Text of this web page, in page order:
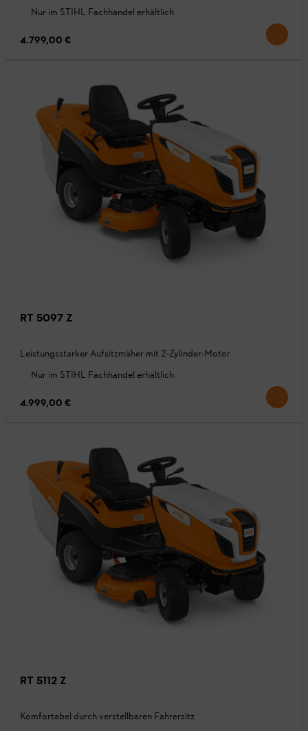
Nur im STIHL Fachhandel erhältlich
4.799,00 €
RT 5097 Z
Leistungsstarker Aufsitzmäher mit 2-Zylinder-Motor
Nur im STIHL Fachhandel erhältlich
4.999,00 €
RT 5112 Z
Komfortabel durch verstellbaren Fahrersitz